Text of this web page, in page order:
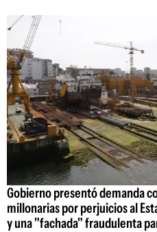
Gobierno presentó demanda
millonarias por perjuicios al
y una "fachada" fraudulenta